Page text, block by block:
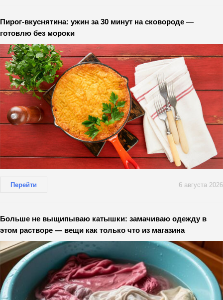
Пирог-вкуснятина: ужин за 30 минут на сковороде —
готовлю без мороки
Перейти 6 августа 2026
Больше не выщипываю катышки: замачиваю одежду в
этом растворе — вещи как только что из магазина